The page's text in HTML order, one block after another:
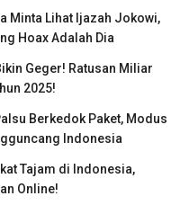
Minta Lihat Ijazah Jokowi,
Hoax Adalah Dia
Geger! Ratusan Miliar
2025!
Berkedok Paket, Modus
Indonesia
Tajam di Indonesia,
Online!